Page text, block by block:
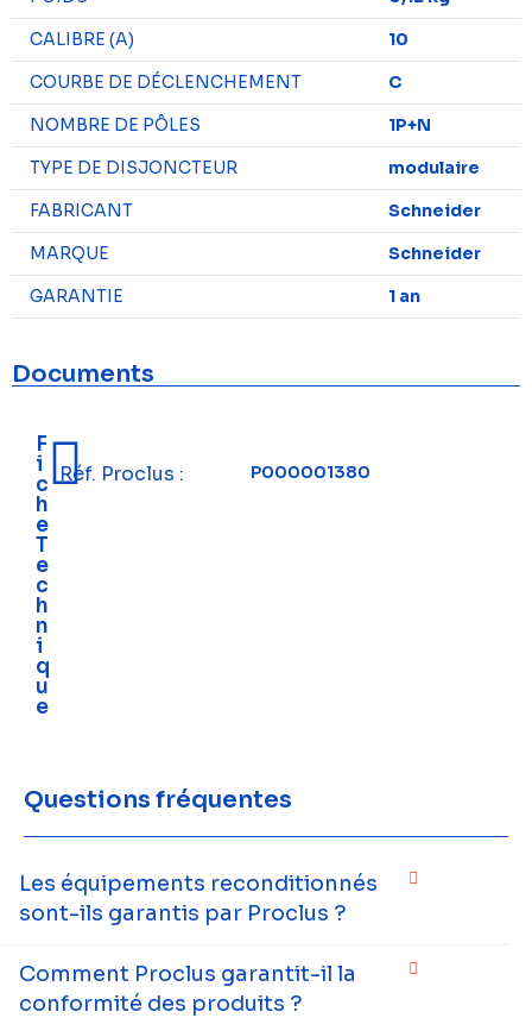
CALIBRE (A)
10
COURBE DE DÉCLENCHEMENT
C
NOMBRE DE PÔLES
1P+N
TYPE DE DISJONCTEUR
modulaire
FABRICANT
Schneider
MARQUE
Schneider
GARANTIE
1 an
Documents
F
i
c
h
e
T
e
c
h
n
i
q
u
e
Réf. Proclus : P000001380
Questions fréquentes
Les équipements reconditionnés
sont-ils garantis par Proclus ?
Comment Proclus garantit-il la
conformité des produits ?